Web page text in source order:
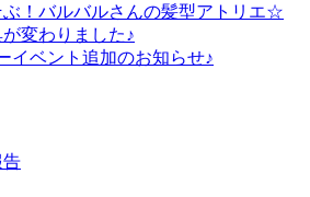
ぶ！バルバルさんの髪型アトリエ☆
変わりました♪
イベント追加のお知らせ♪
告